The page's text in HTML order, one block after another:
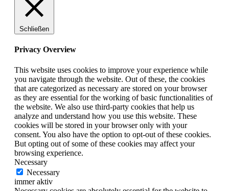
Schließen
Privacy Overview
This website uses cookies to improve your experience while
you navigate through the website. Out of these, the cookies
that are categorized as necessary are stored on your browser
as they are essential for the working of basic functionalities of
the website. We also use third-party cookies that help us
analyze and understand how you use this website. These
cookies will be stored in your browser only with your
consent. You also have the option to opt-out of these cookies.
But opting out of some of these cookies may affect your
browsing experience.
Necessary
Necessary
immer aktiv